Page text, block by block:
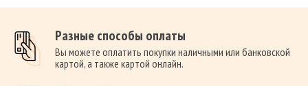
Разные способы оплаты
Вы можете оплатить покупки наличными или банковской
картой, а также картой онлайн.